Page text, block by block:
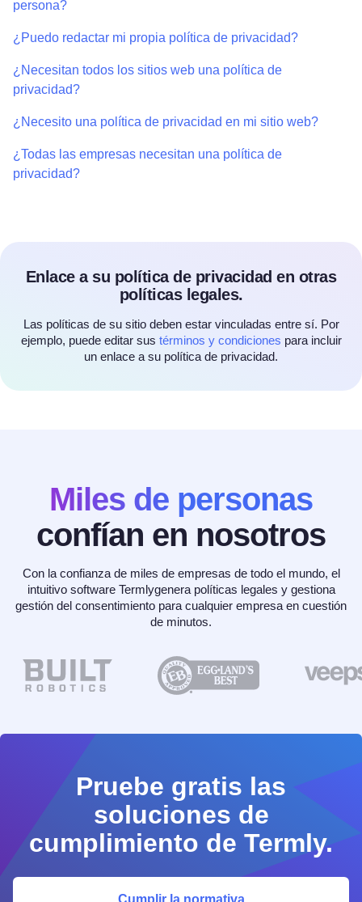
persona?
¿Puedo redactar mi propia política de privacidad?
¿Necesitan todos los sitios web una política de
privacidad?
¿Necesito una política de privacidad en mi sitio web?
¿Todas las empresas necesitan una política de
privacidad?
Enlace a su política de privacidad en otras
políticas legales.
Las políticas de su sitio deben estar vinculadas entre sí. Por
ejemplo, puede editar sus términos y condiciones para incluir
un enlace a su política de privacidad.
Miles de personas
confían en nosotros
Con la confianza de miles de empresas de todo el mundo, el
intuitivo software Termlygenera políticas legales y gestiona
gestión del consentimiento para cualquier empresa en cuestión
de minutos.
Pruebe gratis las
soluciones de
cumplimiento de Termly.
Cumplir la normativa